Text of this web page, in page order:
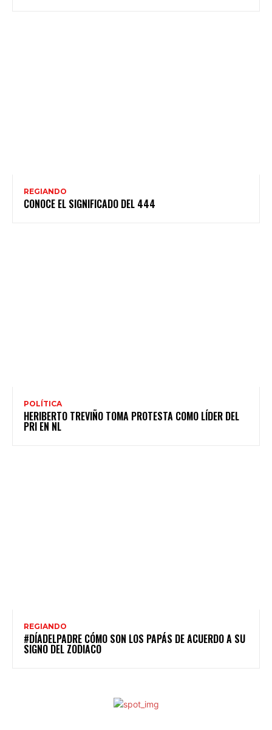
REGIANDO
CONOCE EL SIGNIFICADO DEL 444
POLÍTICA
HERIBERTO TREVIÑO TOMA PROTESTA COMO LÍDER DEL
PRI EN NL
REGIANDO
#DÍADELPADRE CÓMO SON LOS PAPÁS DE ACUERDO A SU
SIGNO DEL ZODIACO